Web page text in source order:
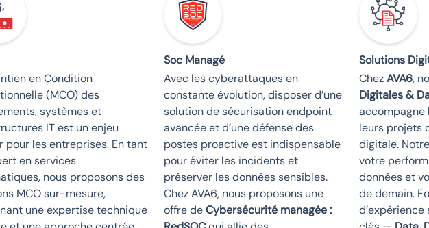
en Condition
(MCO) des
systèmes et
IT est un enjeu
pour les entreprises. En tant
en services
nous proposons des
MCO sur-mesure,
une expertise technique
Soc Managé
Avec les cyberattaques en
constante évolution, disposer d’une
solution de sécurisation endpoint
avancée et d’une défense des
postes proactive est indispensable
pour éviter les incidents et
préserver les données sensibles.
Chez AVA6, nous proposons une
offre deCybersécurité managée :
Solutions
ChezAVA6,
Digitales &
accompagne
leurs projets
digitale.
votre
données et
de demain.